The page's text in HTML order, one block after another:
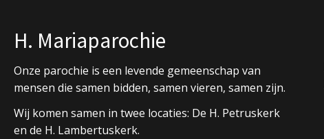
H. Mariaparochie
Onze parochie is een levende gemeenschap van
mensen die samen bidden, samen vieren, samen zijn.
Wij komen samen in twee locaties: De H. Petruskerk
en de H. Lambertuskerk.